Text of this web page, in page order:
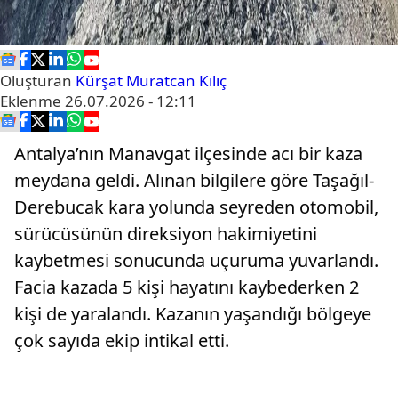
Oluşturan Kürşat Muratcan Kılıç
Eklenme 26.07.2026 - 12:11
Antalya’nın Manavgat ilçesinde acı bir kaza
meydana geldi. Alınan bilgilere göre Taşağıl-
Derebucak kara yolunda seyreden otomobil,
sürücüsünün direksiyon hakimiyetini
kaybetmesi sonucunda uçuruma yuvarlandı.
Facia kazada 5 kişi hayatını kaybederken 2
kişi de yaralandı. Kazanın yaşandığı bölgeye
çok sayıda ekip intikal etti.